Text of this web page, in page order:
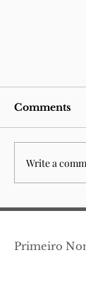
acabar
Comments
Write a
Primeiro